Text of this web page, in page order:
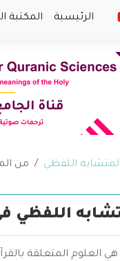
الرئيسية المكتبة
اللفظي من
اللفظي
هي العلوم المتعلقة